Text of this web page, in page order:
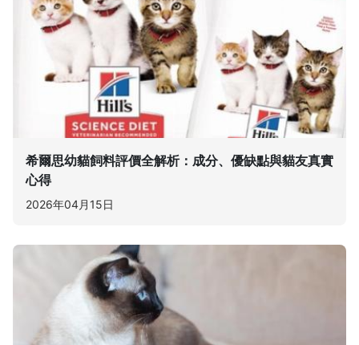
希爾思幼貓飼料評價全解析：成分、優缺點與貓友真實
心得
2026年04月15日